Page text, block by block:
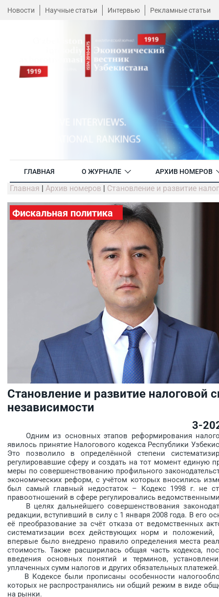
Новости Научные статьи Интервью Рекламные статьи
ГЛАВНАЯ О ЖУРНАЛЕ АРХИВ НОМЕРОВ
Главная | Архив номеров | Становление и развитие
Фискальная политика
Становление и развитие налоговой
независимости
3-
Одним из основных этапов реформирования
явилось принятие Налогового кодекса Республики
Это позволило в определённой степени
регулировавшие сферу и создать на тот момент единую
меры по совершенствованию профильного
экономических реформ, с учётом которых вносились
был самый главный недостаток – Кодекс 1998 г. не
правоотношений в сфере регулировались
В целях дальнейшего совершенствования
редакции, вступивший в силу с 1 января 2008 года. В его
её преобразование за счёт отказа от ведомственных
систематизации всех действующих норм и
впервые было внед­рено правило определения места
стоимость. Также расширилась общая часть кодекса,
введения основных понятий и терминов,
уплаченных сумм налогов и других обязательных платежей.
В Кодексе были прописаны особенности
которых не распространялись ни общий режим в виде
на рынки.